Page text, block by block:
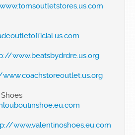
www.beatsbydrdre.us.org
www.valentinoshoes.eu.com